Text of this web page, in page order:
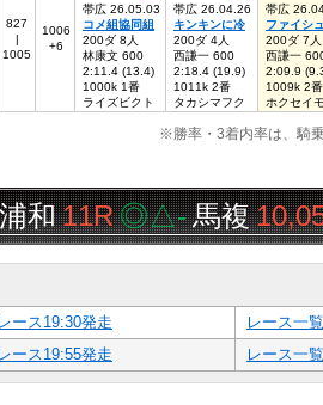
827
|
1005
1006
+6
帯広 26.05.03
コメ組協同組
200ダ 8人
林康文 600
2:11.4 (13.4)
1000k 1番
ライズビクト
帯広 26.04.26
キンキンに冷
200ダ 4人
西謙一 600
2:18.4 (19.9)
1011k 2番
タカシマフク
帯広
ファイシ
200ダ 7人
西謙一
2:09.9
1009k 2番
ホクセイ
※勝率・3着内率は、騎
◎△- 馬複10,050円
ース19:30発走 レース一覧
ース19:55発走 レース一覧